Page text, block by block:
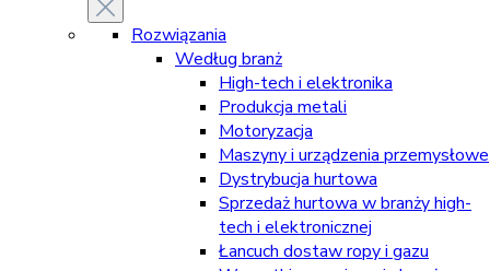
Rozwiązania
Według branż
High-tech i elektronika
Produkcja metali
Motoryzacja
Maszyny i urządzenia przemysłowe
Dystrybucja hurtowa
Sprzedaż hurtowa w branży high-
tech i elektronicznej
Łancuch dostaw ropy i gazu